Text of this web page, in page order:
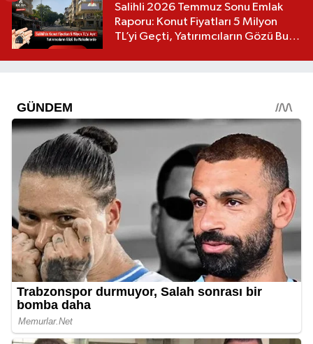
Salihli 2026 Temmuz Sonu Emlak
Raporu: Konut Fiyatları 5 Milyon
TL’yi Geçti, Yatırımcıların Gözü Bu